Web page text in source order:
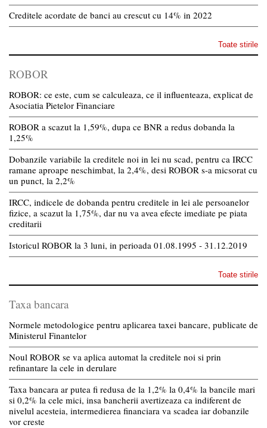
Creditele acordate de banci au crescut cu 14% in 2022
Toate stirile
ROBOR
ROBOR: ce este, cum se calculeaza, ce il influenteaza, explicat de
Asociatia Pietelor Financiare
ROBOR a scazut la 1,59%, dupa ce BNR a redus dobanda la
1,25%
Dobanzile variabile la creditele noi in lei nu scad, pentru ca IRCC
ramane aproape neschimbat, la 2,4%, desi ROBOR s-a micsorat cu
un punct, la 2,2%
IRCC, indicele de dobanda pentru creditele in lei ale persoanelor
fizice, a scazut la 1,75%, dar nu va avea efecte imediate pe piata
creditarii
Istoricul ROBOR la 3 luni, in perioada 01.08.1995 - 31.12.2019
Toate stirile
Taxa bancara
Normele metodologice pentru aplicarea taxei bancare, publicate de
Ministerul Finantelor
Noul ROBOR se va aplica automat la creditele noi si prin
refinantare la cele in derulare
Taxa bancara ar putea fi redusa de la 1,2% la 0,4% la bancile mari
si 0,2% la cele mici, insa bancherii avertizeaza ca indiferent de
nivelul acesteia, intermedierea financiara va scadea iar dobanzile
vor creste